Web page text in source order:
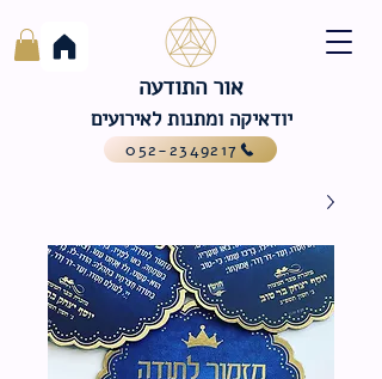
אור התודעה
יודאיקה ומתנות לאירועים
052-2349217